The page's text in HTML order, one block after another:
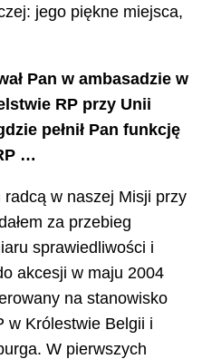
jego piękne miejsca,
Pan w ambasadzie w
RP przy Unii
pełnił Pan funkcję
…
radcą w naszej Misji przy
za przebieg
sprawiedliwości i
akcesji w maju 2004
na stanowisko
w Królestwie Belgii i
W pierwszych